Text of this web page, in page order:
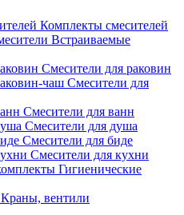
Комплекты смесителей
Встраиваемые
Смесители для раковин
Смесители для
Смесители для ванн
Смесители для душа
Смесители для биде
Смесители для кухни
Гигиенические
Краны, вентили